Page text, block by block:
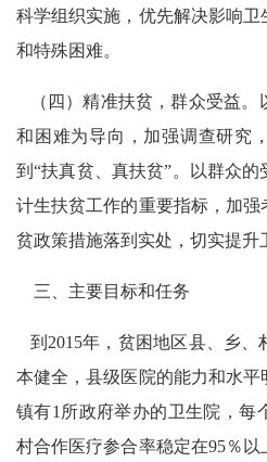
科学组织实施，优先解决影响
和特殊困难。
（四）精准扶贫，群众受益。
和困难为导向，加强调查研究
到“扶真贫、真扶贫”。以群众
计生扶贫工作的重要指标，加
贫政策措施落到实处，切实提升
三、主要目标和任务
到2015年，贫困地区县、乡、
本健全，县级医院的能力和水
镇有1所政府举办的卫生院，每
村合作医疗参合率稳定在95％